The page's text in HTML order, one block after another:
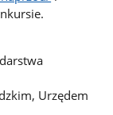
Urzędem